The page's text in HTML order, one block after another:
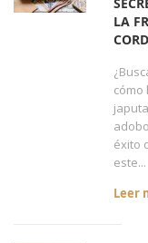
LA
cómo
éxito
este...
Leer